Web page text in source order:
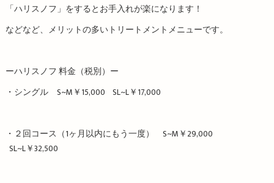
「ハリスノフ」をするとお手入れが楽になります！
などなど、メリットの多いトリートメントメニューです。
ーハリスノフ 料金（税別）ー
・シングル S~M￥15,000 SL~L￥17,000
・２回コース（1ヶ月以内にもう一度） S~M￥29,000
SL~L￥32,500